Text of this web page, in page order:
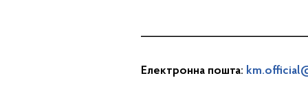
Електронна пошта: